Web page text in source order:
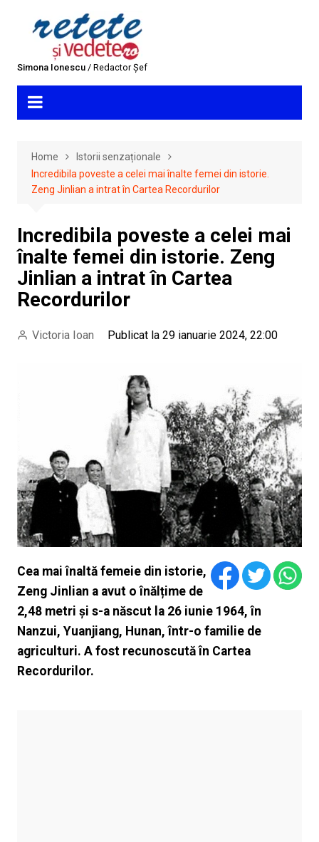
Simona Ionescu/ Redactor Șef
Home
Istorii senzaționale
Incredibila poveste a celei mai înalte femei din istorie.
Zeng Jinlian a intrat în Cartea Recordurilor
Incredibila poveste a celei mai
înalte femei din istorie. Zeng
Jinlian a intrat în Cartea
Recordurilor
Victoria Ioan Publicat la 29 ianuarie 2024, 22:00
Cea mai înaltă femeie din istorie,
Zeng Jinlian a avut o înălțime de
2,48 metri și s-a născut la 26 iunie 1964, în
Nanzui, Yuanjiang, Hunan, într-o familie de
agriculturi. A fost recunoscută în Cartea
Recordurilor.